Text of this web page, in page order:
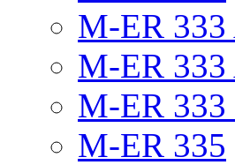
M-ER
M-ER
M-ER
M-ER 335